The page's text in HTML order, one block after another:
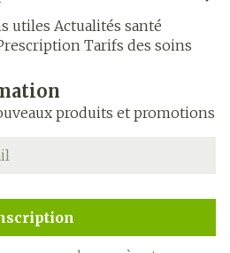
utiles Actualités santé
Tarifs des soins
produits et promotions